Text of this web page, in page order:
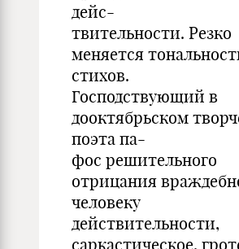
дейс-
твительности. Резко
меняется
стихов.
Господствующий в
дооктябрьском
поэта па-
фос решительного
отрицания
человеку
действительности,
саркастическое,